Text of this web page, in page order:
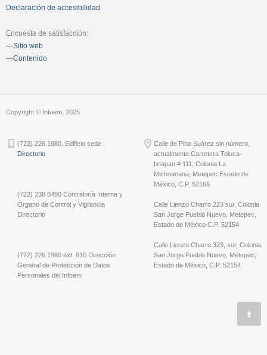
Declaración de accesibilidad
Encuesta de satisfacción:
---Sitio web
---Contenido
Copyright © Infoem, 2025
(722) 226 1980. Edificio sede
Directorio
(722) 238 8490 Contraloría Interna y
Órgano de Control y Vigilancia
Directorio
(722) 226 1980 ext. 610 Dirección
General de Protección de Datos
Personales del Infoem
Calle de Pino Suárez sin número,
actualmente Carretera Toluca-
Ixtapan # 111, Colonia La
Michoacana; Metepec Estado de
México, C.P. 52166
Calle Lienzo Charro 223 sur, Colonia
San Jorge Pueblo Nuevo, Metepec,
Estado de México C.P. 52154
Calle Lienzo Charro 323, sur, Colonia
San Jorge Pueblo Nuevo, Metepec,
Estado de México, C.P. 52154.